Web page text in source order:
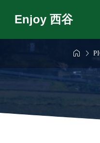
Enjoy 西谷

 